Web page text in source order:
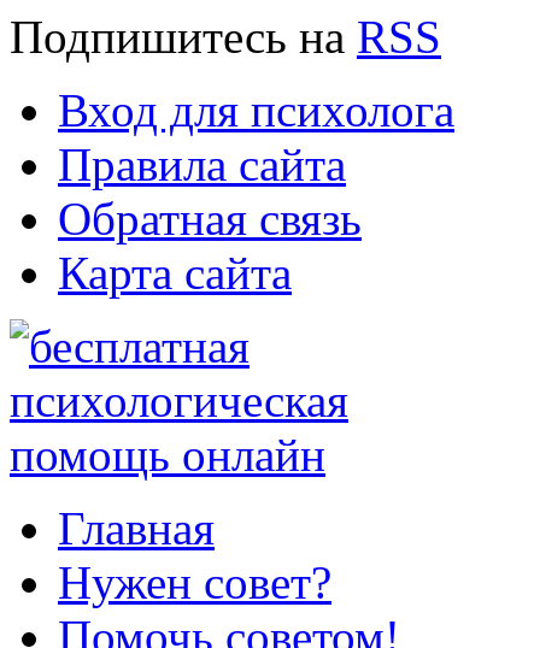
Подпишитесь на RSS
Вход для психолога
Правила сайта
Обратная связь
Карта сайта
Главная
Нужен совет?
Помочь советом!